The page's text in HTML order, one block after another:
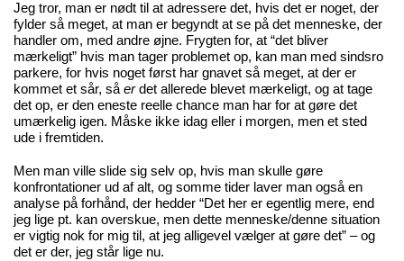
Jeg tror, man er nødt til at adressere det, hvis det er noget, der
fylder så meget, at man er begyndt at se på det menneske, der
handler om, med andre øjne. Frygten for, at “det bliver
mærkeligt” hvis man tager problemet op, kan man med sindsro
parkere, for hvis noget først har gnavet så meget, at der er
kommet et sår, såerdet allerede blevet mærkeligt, og at tage
det op, er den eneste reelle chance man har for at gøre det
umærkelig igen. Måske ikke idag eller i morgen, men et sted
ude i fremtiden.
Men man ville slide sig selv op, hvis man skulle gøre
konfrontationer ud af alt, og somme tider laver man også en
analyse på forhånd, der hedder “Det her er egentlig mere, end
jeg lige pt. kan overskue, men dette menneske/denne situation
er vigtig nok for mig til, at jeg alligevel vælger at gøre det” – og
det er der, jeg står lige nu.